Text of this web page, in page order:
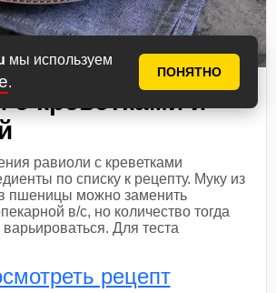
мы используем
.
ПОНЯТНО
с креветками и
равиоли с креветками
по списку к рецепту. Муку из
пшеницы можно заменить
в/с, но количество тогда
Для теста
рецепт